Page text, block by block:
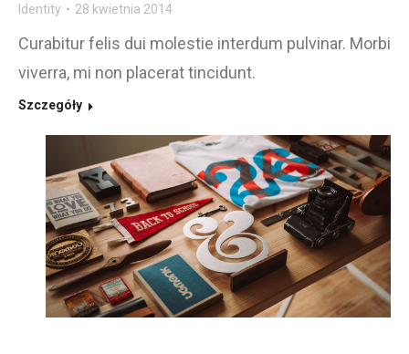
Identity 28 kwietnia 2014
Curabitur felis dui molestie interdum pulvinar. Morbi
viverra, mi non placerat tincidunt.
Szczegóły